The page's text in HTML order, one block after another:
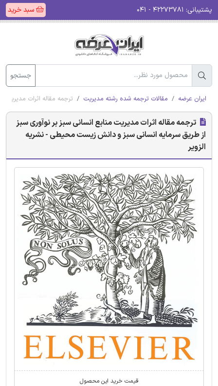
پشتیبانی: سبد خرید
جستجو
ایران عرضه مقالات ترجمه شده رشته مدیریت ترجمه مقاله اثرات
ترجمه مقاله اثرات مدیریت منابع انسانی سبز بر نوآوری سبز
از طریق سرمایه انسانی سبز و دانش زیست محیطی - نشریه
الزویر
قیمت خرید این محصول